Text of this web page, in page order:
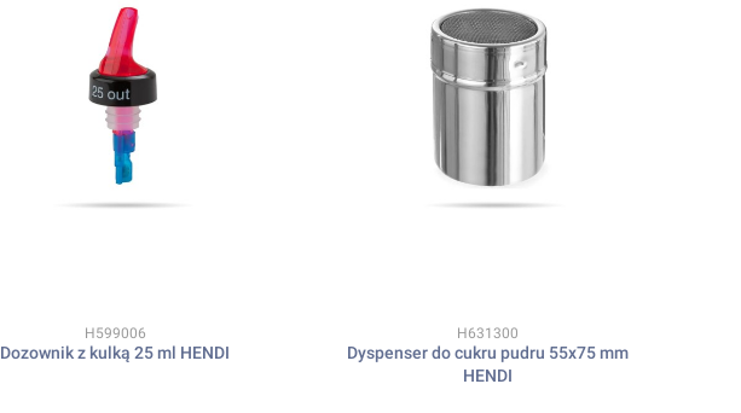
Kod produktu
H599006
Dozownik z kulką 25 ml HENDI
Kod produktu
H631300
Dyspenser do cukru pudru 55x75 mm
HENDI